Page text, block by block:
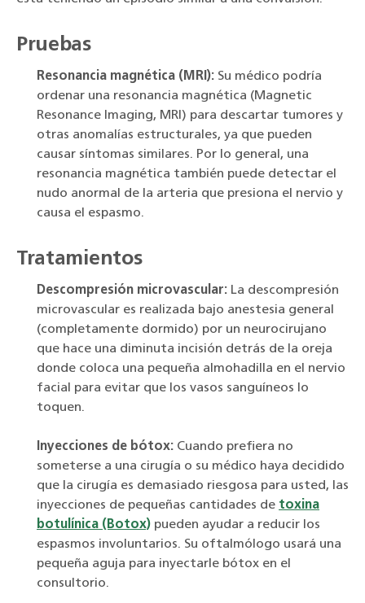
Pruebas
Resonancia magnética (MRI): Su médico podría
ordenar una resonancia magnética (Magnetic
Resonance Imaging, MRI) para descartar tumores y
otras anomalías estructurales, ya que pueden
causar síntomas similares. Por lo general, una
resonancia magnética también puede detectar el
nudo anormal de la arteria que presiona el nervio y
causa el espasmo.
Tratamientos
Descompresión microvascular: La descompresión
microvascular es realizada bajo anestesia general
(completamente dormido) por un neurocirujano
que hace una diminuta incisión detrás de la oreja
donde coloca una pequeña almohadilla en el nervio
facial para evitar que los vasos sanguíneos lo
toquen.
Inyecciones de bótox: Cuando prefiera no
someterse a una cirugía o su médico haya decidido
que la cirugía es demasiado riesgosa para usted, las
inyecciones de pequeñas cantidades de toxina
botulínica (Botox) pueden ayudar a reducir los
espasmos involuntarios. Su oftalmólogo usará una
pequeña aguja para inyectarle bótox en el
consultorio.